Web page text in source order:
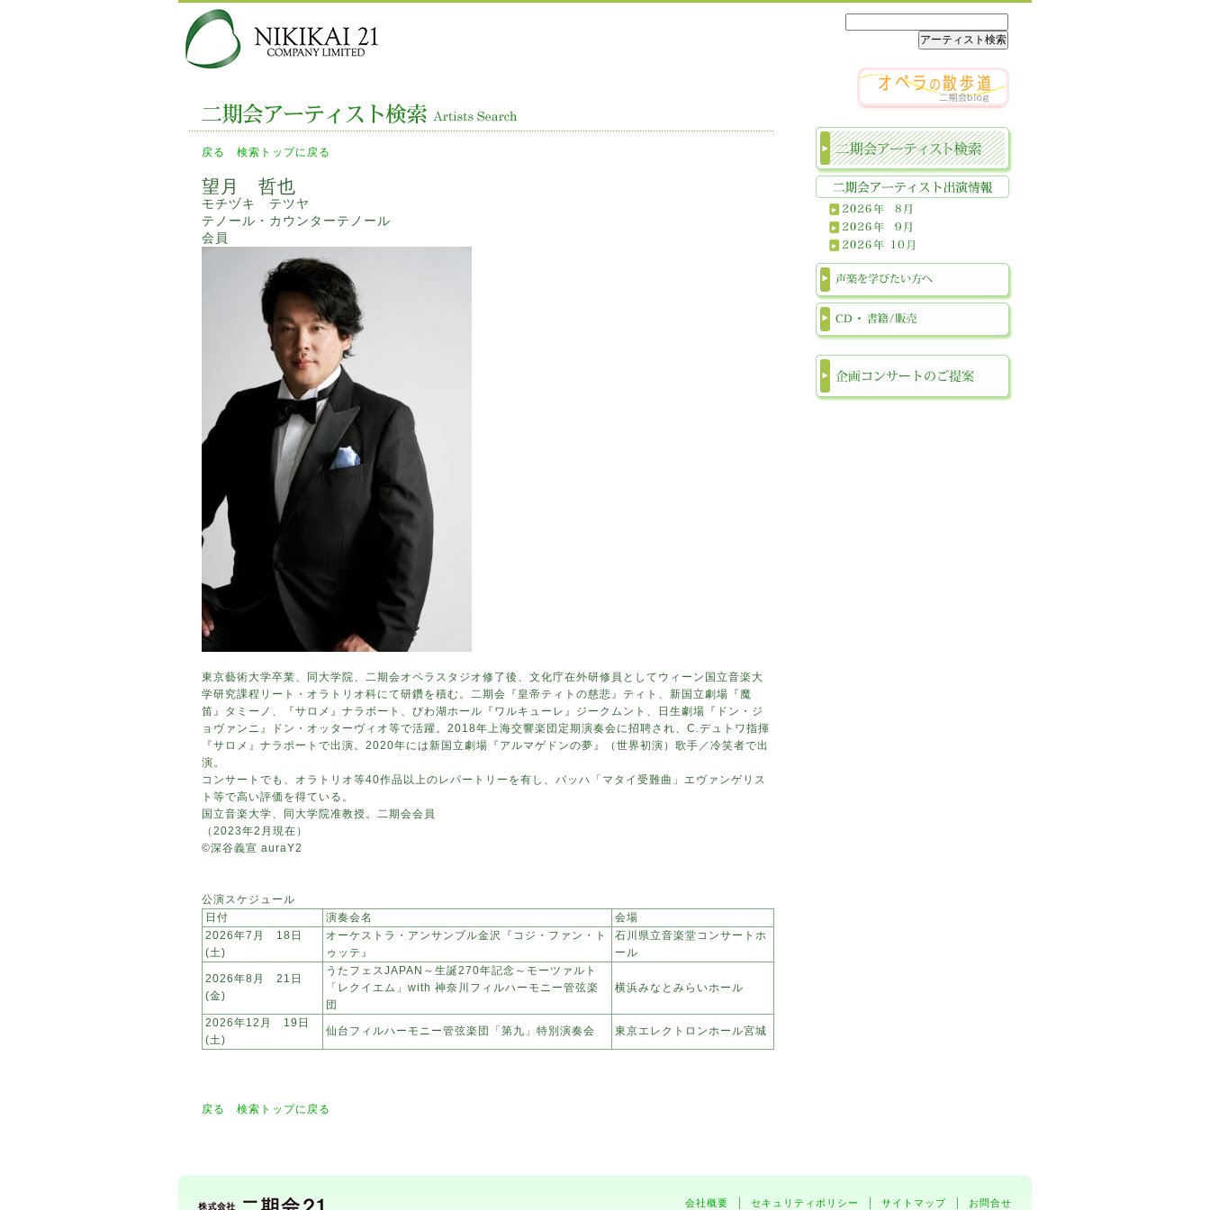
戻る 検索トップに戻る
望月 哲也
モチヅキ テツヤ
テノール・カウンターテノール
会員
東京藝術大学卒業、同大学院、二期会オペラスタジオ修了後、文化庁在外研修員としてウィーン国立音楽大
学研究課程リート・オラトリオ科にて研鑽を積む。二期会『皇帝ティトの慈悲』ティト、新国立劇場『魔
笛』タミーノ、『サロメ』ナラボート、びわ湖ホール『ワルキューレ』ジークムント、日生劇場『ドン・ジ
ョヴァンニ』ドン・オッターヴィオ等で活躍。2018年上海交響楽団定期演奏会に招聘され、C.デュトワ指揮
『サロメ』ナラポートで出演。2020年には新国立劇場『アルマゲドンの夢』（世界初演）歌手／冷笑者で出
演。
コンサートでも、オラトリオ等40作品以上のレパートリーを有し、バッハ「マタイ受難曲」エヴァンゲリス
ト等で高い評価を得ている。
国立音楽大学、同大学院准教授。二期会会員
（2023年2月現在）
©深谷義宣 auraY2
公演スケジュール
日付
演奏会名
会場
2026年7月 18日
(土)
オーケストラ・アンサンブル金沢『コジ・ファン・ト
ゥッテ』
石川県立音楽堂コンサートホ
ール
2026年8月 21日
(金)
うたフェスJAPAN～生誕270年記念～モーツァルト
「レクイエム」with 神奈川フィルハーモニー管弦楽
団
横浜みなとみらいホール
2026年12月 19日
(土)
仙台フィルハーモニー管弦楽団「第九」特別演奏会 東京エレクトロンホール宮城
戻る 検索トップに戻る
会社概要 セキュリティポリシー サイトマップ お問合せ